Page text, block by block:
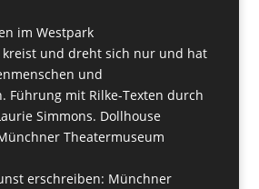
im Westpark
kreist und dreht sich nur und hat
und
Führung mit Rilke-Texten durch
Simmons. Dollhouse
Theatermuseum
erschreiben: Münchner